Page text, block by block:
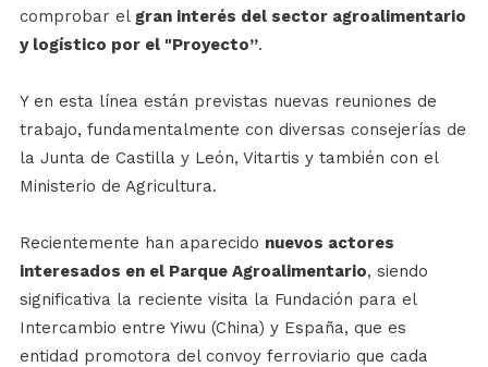
comprobar el gran interés del sector agroalimentario
y logístico por el "Proyecto”.
Y en esta línea están previstas nuevas reuniones de
trabajo, fundamentalmente con diversas consejerías de
la Junta de Castilla y León, Vitartis y también con el
Ministerio de Agricultura.
Recientemente han aparecido nuevos actores
interesados en el Parque Agroalimentario, siendo
significativa la reciente visita la Fundación para el
Intercambio entre Yiwu (China) y España, que es
entidad promotora del convoy ferroviario que cada